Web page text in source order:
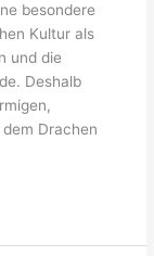
besondere
Kultur als
und die
Deshalb
Drachen